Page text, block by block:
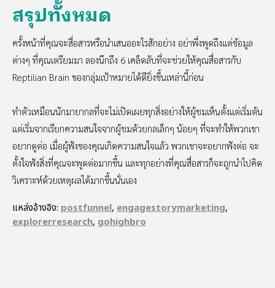
สรุปทั้งหมด
ครั้งหน้าที่คุณจะสื่อสารหรือนำเสนออะไรสักอย่าง อย่าพึ่งพูดถึงแต่ข้อมูล
ต่างๆ ที่คุณเตรียมมา ลองนึกถึง 6 เคล็ดลับที่จะช่วยให้คุณสื่อสารกับ
Reptilian Brain ของกลุ่มเป้าหมายได้ดียิ่งขึ้นเหล่านี้ก่อน
ทำตัวเหมือนนักมายากลที่จะไม่เปิดเผยทุกสิ่งอย่างให้ผู้ชมเห็นตั้งแต่เริ่มต้น
แต่เริ่มจากเรียกความสนใจจากผู้ชมด้วยกลเล็กๆ น้อยๆ ที่จะทำให้พวกเขา
อยากดูต่อ เมื่อผู้ฟังของคุณเกิดความสนใจแล้ว พวกเขาจะอยากฟังต่อ จะ
ตั้งใจฟังสิ่งที่คุณจะพูดต่อมากขึ้น และทุกอย่างที่คุณสื่อสารก็จะถูกนำไปคิด
วิเคราะห์ด้วยเหตุผลได้มากขึ้นนั่นเอง
แหล่งอ้างอิง: postfunnel, engagestorymarketing,
explorerresearch, gohighbro